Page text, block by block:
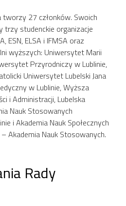
tworzy 27 członków. Swoich
trzy studenckie organizacje
ESN, ELSA i IFMSA oraz
wyższych: Uniwersytet Marii
Przyrodniczy w Lublinie,
Uniwersytet Lubelski Jana
w Lublinie, Wyższa
i Administracji, Lubelska
Nauk Stosowanych
i Akademia Nauk Społecznych
Akademia Nauk Stosowanych.
Rady